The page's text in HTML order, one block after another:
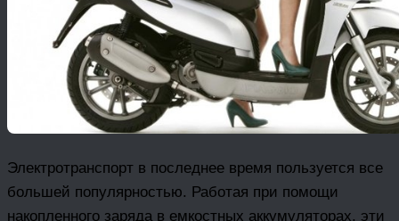
Электротранспорт в последнее время пользуется все
большей популярностью. Работая при помощи
накопленного заряда в емкостных аккумуляторах, эти